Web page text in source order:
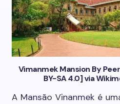
Vimanmek Mansion By
BY-SA 4.0] via
A Mansão Vinanmek é